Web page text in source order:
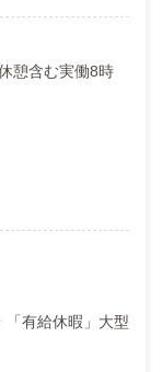
憩含む実働8時
「有給休暇」大型